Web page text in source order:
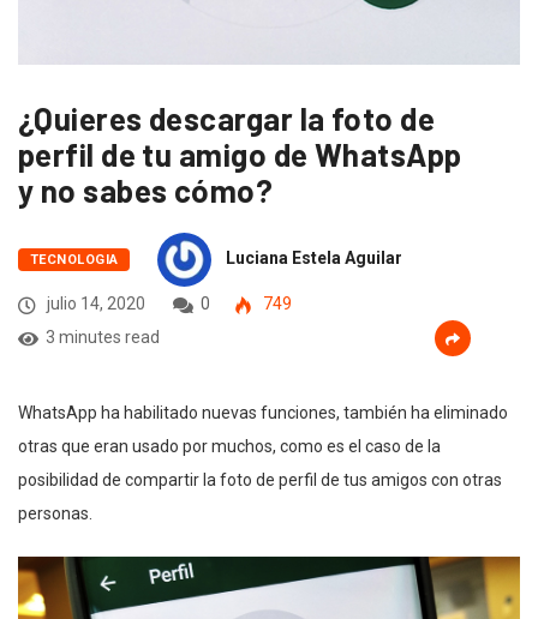
¿Quieres descargar la foto de
perfil de tu amigo de WhatsApp
y no sabes cómo?
TECNOLOGIA Luciana Estela Aguilar
julio 14, 2020 0
749
3 minutes read
WhatsApp ha habilitado nuevas funciones, también ha eliminado
otras que eran usado por muchos, como es el caso de la
posibilidad de compartir la foto de perfil de tus amigos con otras
personas.